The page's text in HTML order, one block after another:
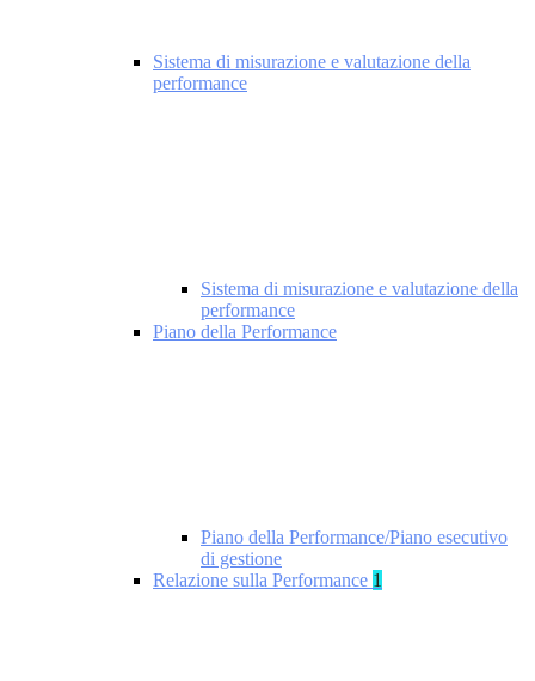
Sistema di misurazione e valutazione della
performance
Sistema di misurazione e valutazione della
performance
Piano della Performance
Piano della Performance/Piano esecutivo
di gestione
Relazione sulla Performance 1